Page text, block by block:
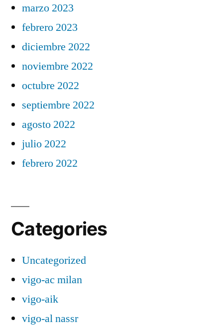
marzo 2023
febrero 2023
diciembre 2022
noviembre 2022
octubre 2022
septiembre 2022
agosto 2022
julio 2022
febrero 2022
Categories
Uncategorized
vigo-ac milan
vigo-aik
vigo-al nassr